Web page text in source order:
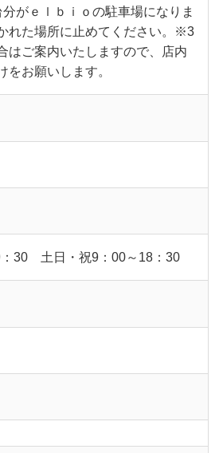
がｅｌｂｉｏの駐車場になりま
れた場所に止めてください。※3
はご案内いたしますので、店内
をお願いします。
：30 土日・祝9：00～18：30